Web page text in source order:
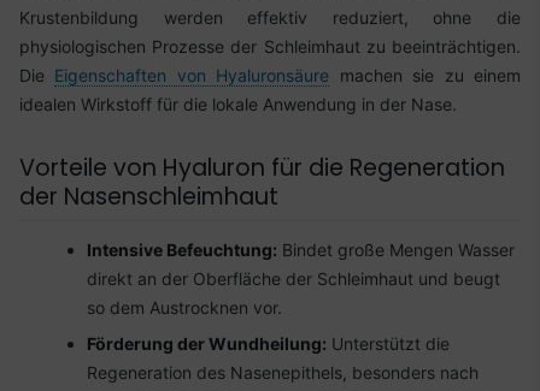
Krustenbildung werden effektiv reduziert, ohne die
physiologischen Prozesse der Schleimhaut zu beeinträchtigen.
Die Eigenschaften von Hyaluronsäure machen sie zu einem
idealen Wirkstoff für die lokale Anwendung in der Nase.
Vorteile von Hyaluron für die Regeneration
der Nasenschleimhaut
Intensive Befeuchtung: Bindet große Mengen Wasser
direkt an der Oberfläche der Schleimhaut und beugt
so dem Austrocknen vor.
Förderung der Wundheilung: Unterstützt die
Regeneration des Nasenepithels, besonders nach